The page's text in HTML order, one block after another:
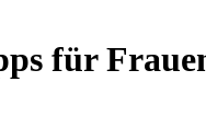
für